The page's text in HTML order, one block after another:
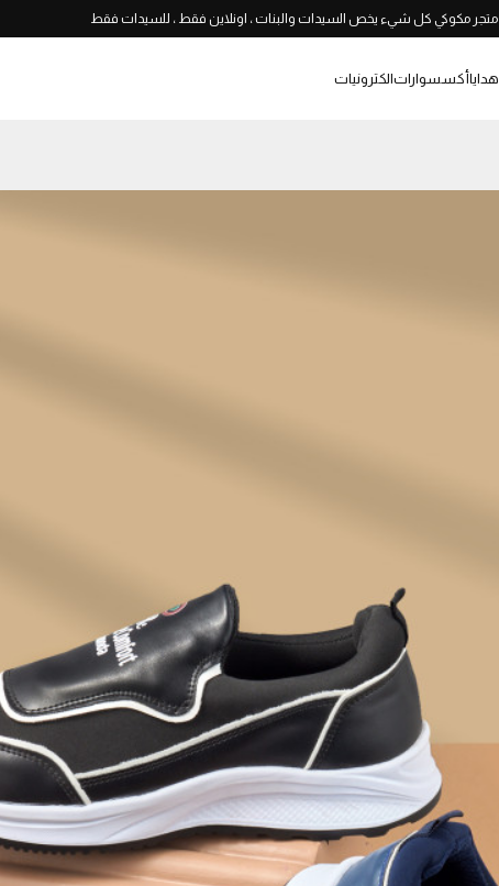
متجر مكوكي كل شيء يخص السيدات والبنات ، اونلاين فقط ، للسيدات فقط
هداياأكسسواراتالكترونيات